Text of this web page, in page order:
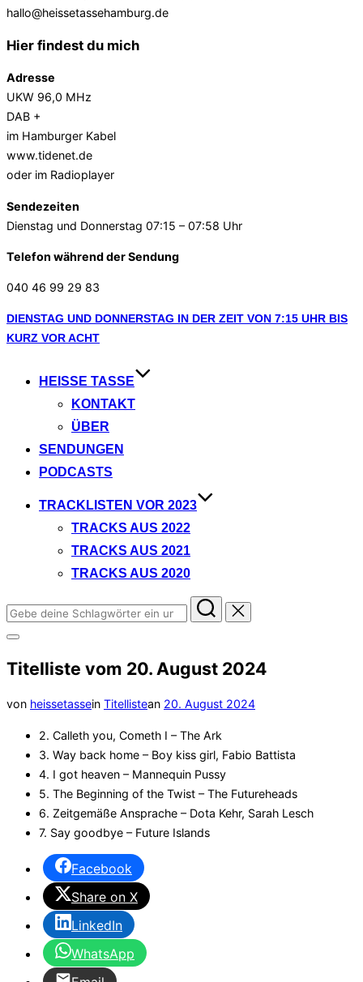
hallo@heissetassehamburg.de
Hier findest du mich
Adresse
UKW 96,0 MHz
DAB +
im Hamburger Kabel
www.tidenet.de
oder im Radioplayer
Sendezeiten
Dienstag und Donnerstag 07:15 – 07:58 Uhr
Telefon während der Sendung
040 46 99 29 83
Zum
Inhalt
DIENSTAG UND DONNERSTAG IN DER ZEIT VON 7:15 UHR BIS
KURZ VOR ACHT
HEISSE TASSE
KONTAKT
ÜBER
SENDUNGEN
PODCASTS
TRACKLISTEN VOR 2023
TRACKS AUS 2022
TRACKS AUS 2021
TRACKS AUS 2020
Suchen
nach:
Seitenleiste
Navigation
Titelliste vom 20. August 2024
von heissetassein Titellistean Veröffentlicht
20. August 2024
2. Calleth you, Cometh I – The Ark
3. Way back home – Boy kiss girl, Fabio Battista
4. I got heaven – Mannequin Pussy
5. The Beginning of the Twist – The Futureheads
6. Zeitgemäße Ansprache – Dota Kehr, Sarah Lesch
7. Say goodbye – Future Islands
Facebook
Share on X
LinkedIn
WhatsApp